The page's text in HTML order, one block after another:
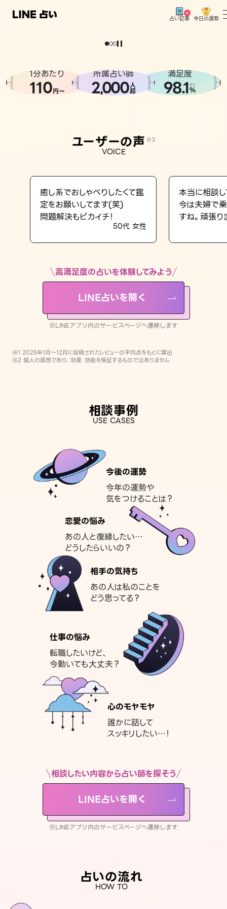
占い記事 今日の運勢
相談事例
占い記事
LINE占いを開く
※LINEアプリ内のサービスページへ遷移します
どうせなら
。
1分あたり
110円〜
所属占い師
2,000人
超
満足度
98.1※1
%
ユーザーの声 ※2
VOICE
癒し系でおしゃべりしたくて鑑
定をお願いしてます(笑)
問題解決もピカイチ！
50代 女性
本当に相談し
今は夫婦で
すね。頑張り
高満足度の占いを体験してみよう
LINE占いを開く
※LINEアプリ内のサービスページへ遷移します
※1 2025年1月〜12月に投稿されたレビューの平均点をもとに算出
※2 個人の感想であり、効果・効能を保証するものではありません
相談事例
USE CASES
今後の運勢
今年の運勢や
気をつけることは？
恋愛の悩み
あの人と復縁したい…
どうしたらいいの？
相手の気持ち
あの人は私のことを
どう思ってる？
仕事の悩み
転職したいけど、
今動いても大丈夫？
心のモヤモヤ
誰かに話して
スッキリしたい…！
相談したい内容から占い師を探そう
LINE占いを開く
※LINEアプリ内のサービスページへ遷移します
占いの流れ
HOW TO